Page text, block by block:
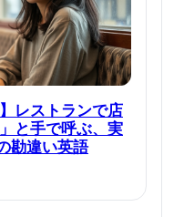
レストランで店
と手で呼ぶ、実
勘違い英語